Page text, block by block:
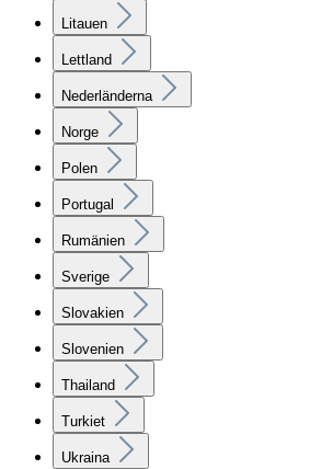
Litauen
Lettland
Nederländerna
Norge
Polen
Portugal
Rumänien
Sverige
Slovakien
Slovenien
Thailand
Turkiet
Ukraina